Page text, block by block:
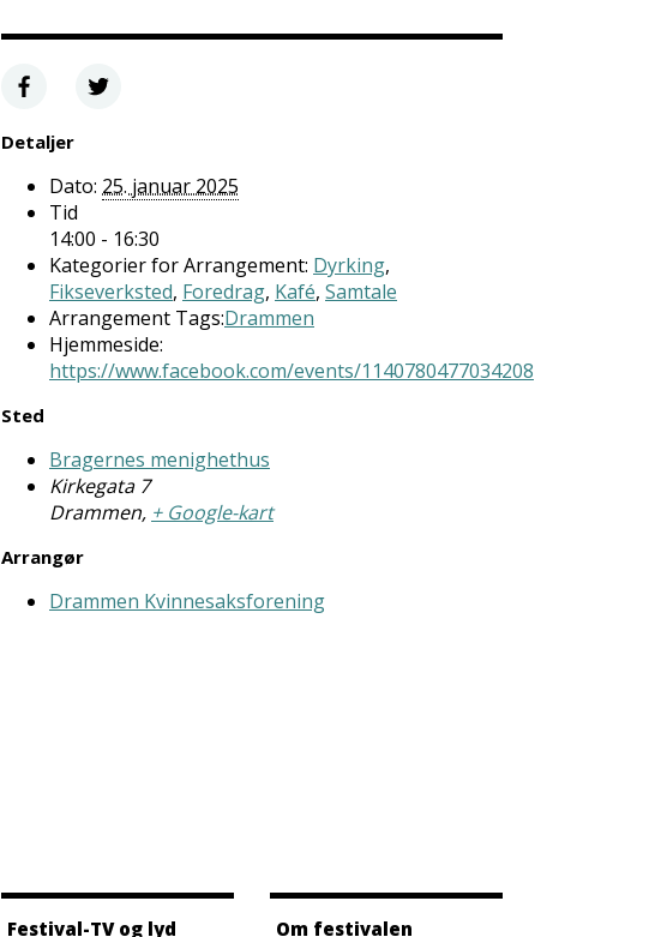
Detaljer
Dato: 25. januar 2025
Tid
14:00 - 16:30
Kategorier for Arrangement: Dyrking,
Fikseverksted, Foredrag, Kafé, Samtale
Arrangement Tags:Drammen
Hjemmeside:
https://www.facebook.com/events/1140780477034208
Sted
Bragernes menighethus
Kirkegata 7
Drammen, + Google-kart
Arrangør
Drammen Kvinnesaksforening
Festival-TV og lyd Om festivalen